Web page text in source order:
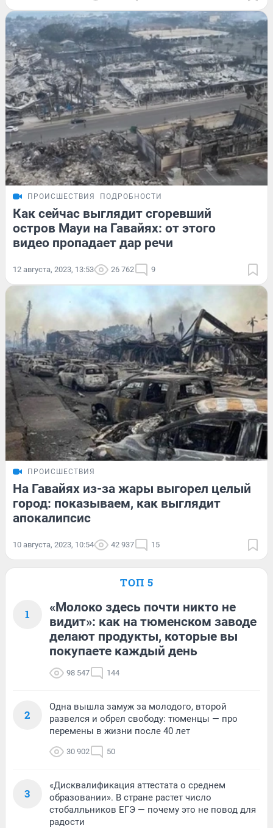
ПРОИСШЕСТВИЯ ПОДРОБНОСТИ
Как сейчас выглядит сгоревший
остров Мауи на Гавайях: от этого
видео пропадает дар речи
12 августа, 2023, 13:53 26 762 9
ПРОИСШЕСТВИЯ
На Гавайях из-за жары выгорел целый
город: показываем, как выглядит
апокалипсис
10 августа, 2023, 10:54 42 937 15
ТОП 5
1
«Молоко здесь почти никто не
видит»: как на тюменском заводе
делают продукты, которые вы
покупаете каждый день
98 547 144
2
Одна вышла замуж за молодого, второй
развелся и обрел свободу: тюменцы — про
перемены в жизни после 40 лет
30 902 50
3
«Дисквалификация аттестата о среднем
образовании». В стране растет число
стобалльников ЕГЭ — почему это не повод для
радости